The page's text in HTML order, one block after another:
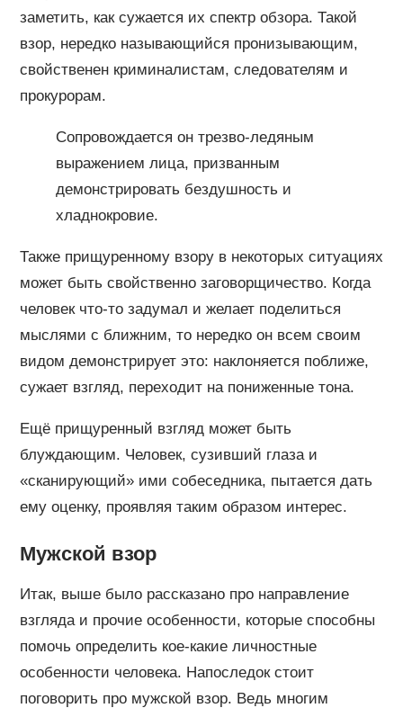
заметить, как сужается их спектр обзора. Такой
взор, нередко называющийся пронизывающим,
свойственен криминалистам, следователям и
прокурорам.
Сопровождается он трезво-ледяным
выражением лица, призванным
демонстрировать бездушность и
хладнокровие.
Также прищуренному взору в некоторых ситуациях
может быть свойственно заговорщичество. Когда
человек что-то задумал и желает поделиться
мыслями с ближним, то нередко он всем своим
видом демонстрирует это: наклоняется поближе,
сужает взгляд, переходит на пониженные тона.
Ещё прищуренный взгляд может быть
блуждающим. Человек, сузивший глаза и
«сканирующий» ими собеседника, пытается дать
ему оценку, проявляя таким образом интерес.
Мужской взор
Итак, выше было рассказано про направление
взгляда и прочие особенности, которые способны
помочь определить кое-какие личностные
особенности человека. Напоследок стоит
поговорить про мужской взор. Ведь многим